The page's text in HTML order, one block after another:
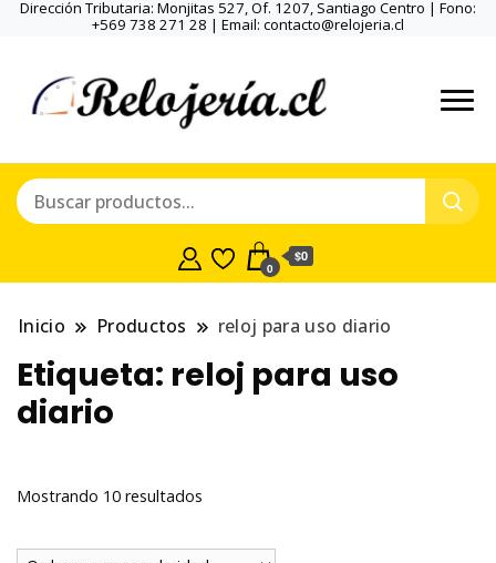
Dirección Tributaria: Monjitas 527, Of. 1207, Santiago Centro | Fono:
+569 738 271 28 | Email: contacto@relojeria.cl
0
$0
Inicio Productos reloj para uso diario
Etiqueta: reloj para uso
diario
Mostrando 10 resultados
popularidad